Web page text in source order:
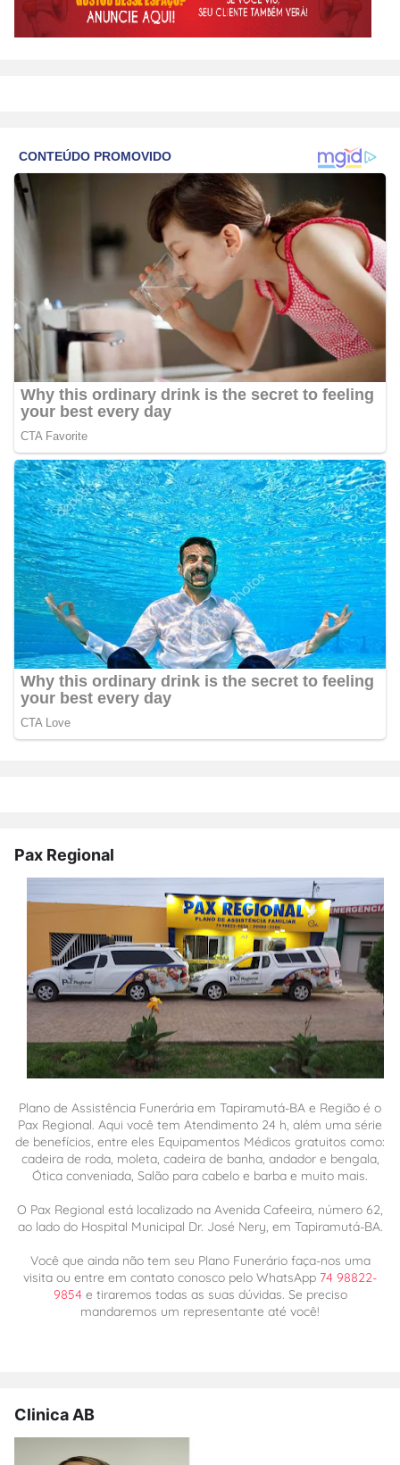
Pax Regional
Plano de Assistência Funerária em Tapiramutá-BA e Região é o
Pax Regional. Aqui você tem Atendimento 24 h, além uma série
de benefícios, entre eles Equipamentos Médicos gratuitos como:
cadeira de roda, moleta, cadeira de banha, andador e bengala,
Ótica conveniada, Salão para cabelo e barba e muito mais.
O Pax Regional está localizado na Avenida Cafeeira, número 62,
ao lado do Hospital Municipal Dr. José Nery, em Tapiramutá-BA.
Você que ainda não tem seu Plano Funerário faça-nos uma
visita ou entre em contato conosco pelo WhatsApp 74 98822-
9854 e tiraremos todas as suas dúvidas. Se preciso
mandaremos um representante até você!
Clinica AB